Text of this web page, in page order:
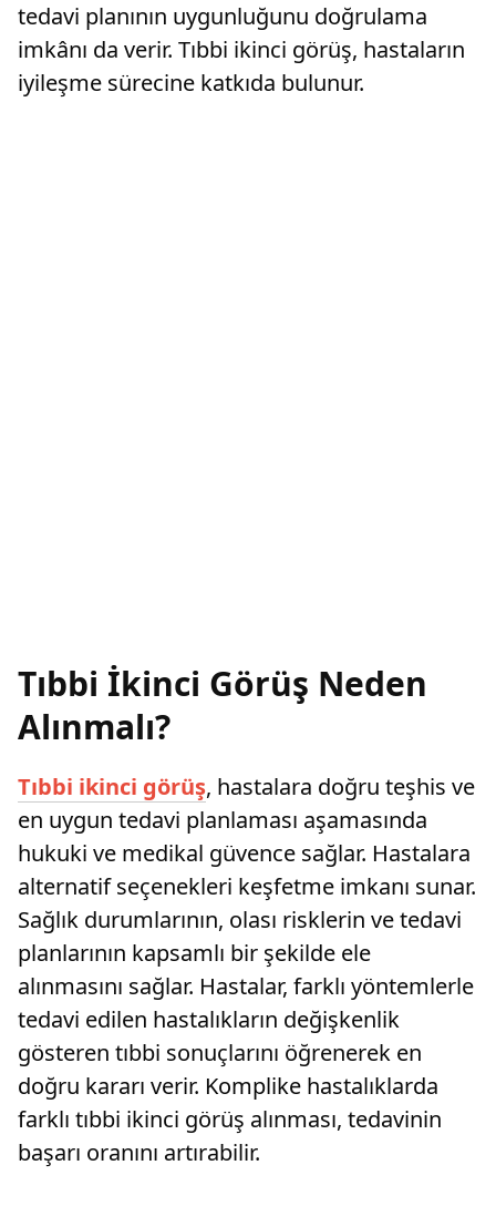
tedavi planının uygunluğunu doğrulama
imkânı da verir. Tıbbi ikinci görüş, hastaların
iyileşme sürecine katkıda bulunur.
Tıbbi İkinci Görüş Neden
Alınmalı?
Tıbbi ikinci görüş, hastalara doğru teşhis ve
en uygun tedavi planlaması aşamasında
hukuki ve medikal güvence sağlar. Hastalara
alternatif seçenekleri keşfetme imkanı sunar.
Sağlık durumlarının, olası risklerin ve tedavi
planlarının kapsamlı bir şekilde ele
alınmasını sağlar. Hastalar, farklı yöntemlerle
tedavi edilen hastalıkların değişkenlik
gösteren tıbbi sonuçlarını öğrenerek en
doğru kararı verir. Komplike hastalıklarda
farklı tıbbi ikinci görüş alınması, tedavinin
başarı oranını artırabilir.